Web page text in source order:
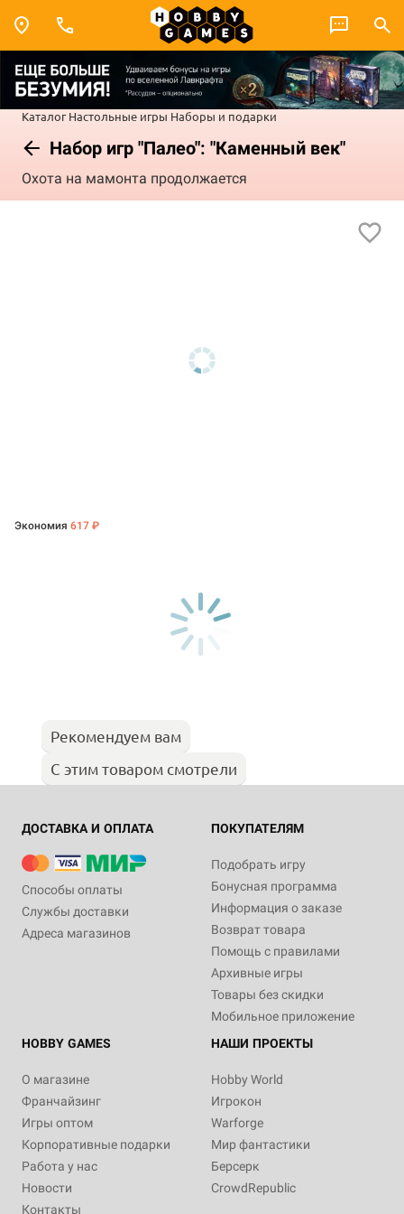
Каталог Настольные игры Наборы и подарки
Набор игр "Палео": "Каменный век"
Охота на мамонта продолжается
Экономия 617 ₽
Рекомендуем вам
С этим товаром смотрели
ДОСТАВКА И ОПЛАТА
Способы оплаты
Службы доставки
Адреса магазинов
ПОКУПАТЕЛЯМ
Подобрать игру
Бонусная программа
Информация о заказе
Возврат товара
Помощь с правилами
Архивные игры
Товары без скидки
Мобильное приложение
HOBBY GAMES
О магазине
Франчайзинг
Игры оптом
Корпоративные подарки
Работа у нас
Новости
Контакты
НАШИ ПРОЕКТЫ
Hobby World
Игрокон
Warforge
Мир фантастики
Берсерк
CrowdRepublic